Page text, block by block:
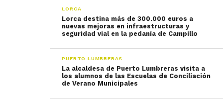
LORCA
Lorca destina más de 300.000 euros a
nuevas mejoras en infraestructuras y
seguridad vial en la pedanía de Campillo
PUERTO LUMBRERAS
La alcaldesa de Puerto Lumbreras visita a
los alumnos de las Escuelas de Conciliación
de Verano Municipales